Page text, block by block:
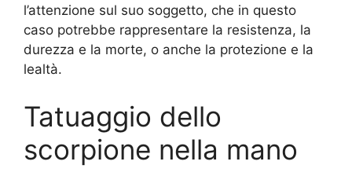
l’attenzione sul suo soggetto, che in questo
caso potrebbe rappresentare la resistenza, la
durezza e la morte, o anche la protezione e la
lealtà.
Tatuaggio dello
scorpione nella mano